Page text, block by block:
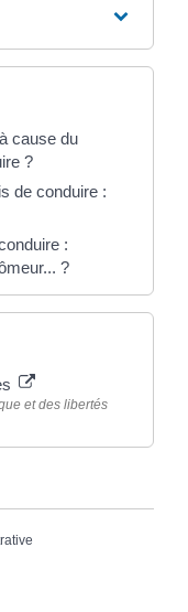
cause du
?
de conduire :
:
?
et des libertés